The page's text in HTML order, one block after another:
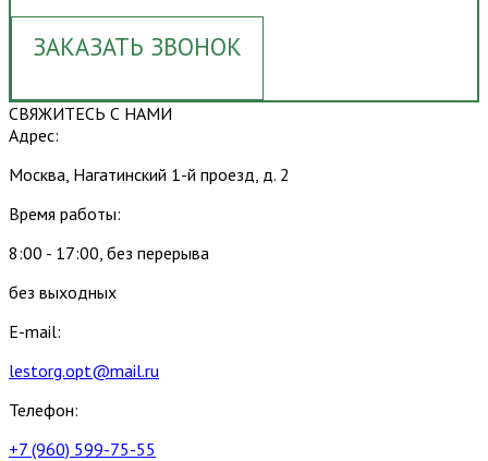
ЗАКАЗАТЬ ЗВОНОК
СВЯЖИТЕСЬ С НАМИ
Адрес:
Москва, Нагатинский 1-й проезд, д. 2
Время работы:
8:00 - 17:00, без перерыва
без выходных
E-mail:
lestorg.opt@mail.ru
Телефон:
+7 (960) 599-75-55